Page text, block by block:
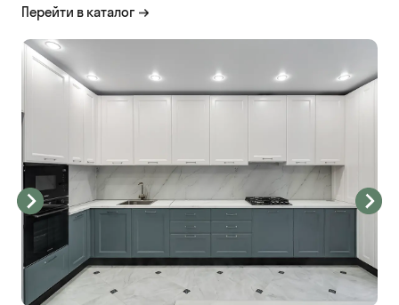
Перейти в каталог